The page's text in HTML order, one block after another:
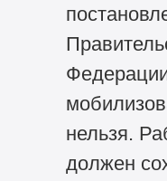
нельзя.
должен